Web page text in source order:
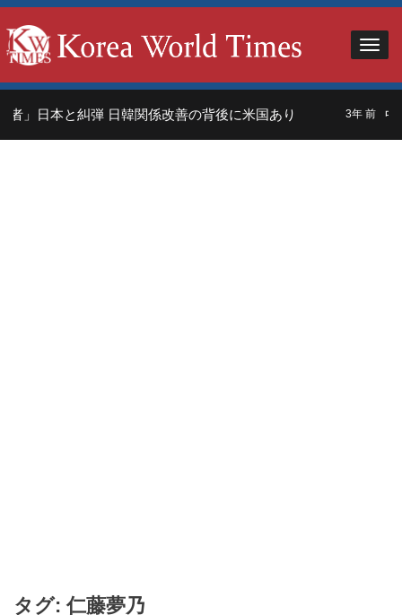
」日本と糾弾 日韓関係改善の背後に米国あり 3年 前 中
タグ:仁藤夢乃